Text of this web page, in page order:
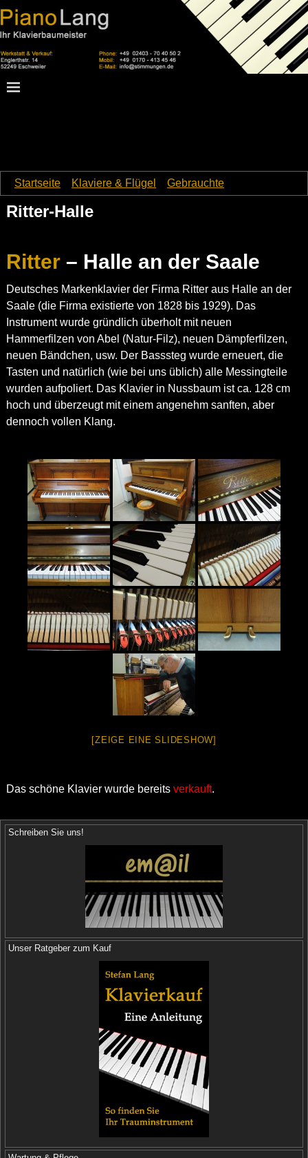
Startseite Klaviere & Flügel Gebrauchte
Ritter-Halle
Ritter– Halle an der Saale
Deutsches Markenklavier der Firma Ritter aus Halle an der
Saale (die Firma existierte von 1828 bis 1929). Das
Instrument wurde gründlich überholt mit neuen
Hammerfilzen von Abel (Natur-Filz), neuen Dämpferfilzen,
neuen Bändchen, usw. Der Basssteg wurde erneuert, die
Tasten und natürlich (wie bei uns üblich) alle Messingteile
wurden aufpoliert. Das Klavier in Nussbaum ist ca. 128 cm
hoch und überzeugt mit einem angenehm sanften, aber
dennoch vollen Klang.
[ZEIGE EINE SLIDESHOW]
Das schöne Klavier wurde bereits verkauft.
Schreiben Sie uns!
Unser Ratgeber zum Kauf